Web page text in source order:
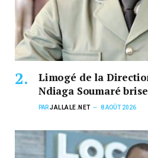
Limogé de la
Ndiaga Soumaré
PARJALLALE.NET 8 AOÛT 2026